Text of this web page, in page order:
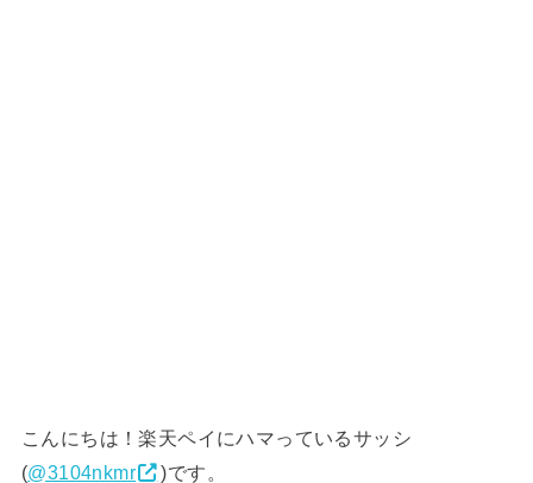
こんにちは！楽天ペイにハマっているサッシ
(@3104nkmr )です。